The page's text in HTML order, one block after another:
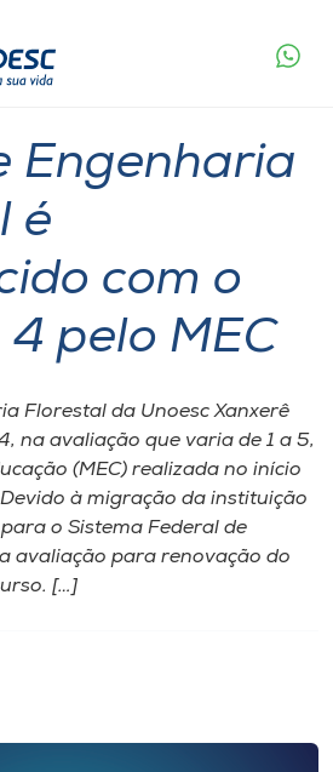
Engenharia
é
com o
pelo MEC
Florestal da Unoesc Xanxerê
na avaliação que varia de 1 a 5,
(MEC) realizada no início
à migração da instituição
o Sistema Federal de
avaliação para renovação do
[…]